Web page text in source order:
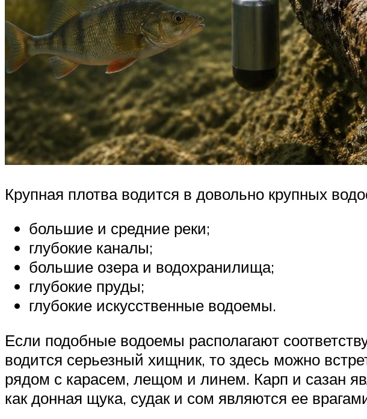
Крупная плотва водится в довольно крупных
большие и средние реки;
глубокие каналы;
большие озера и водохранилища;
глубокие пруды;
глубокие искусственные водоемы.
Если подобные водоемы располагают
водится серьезный хищник, то здесь можно
рядом с карасем, лещом и линем. Карп и сазан
как донная щука, судак и сом являются ее